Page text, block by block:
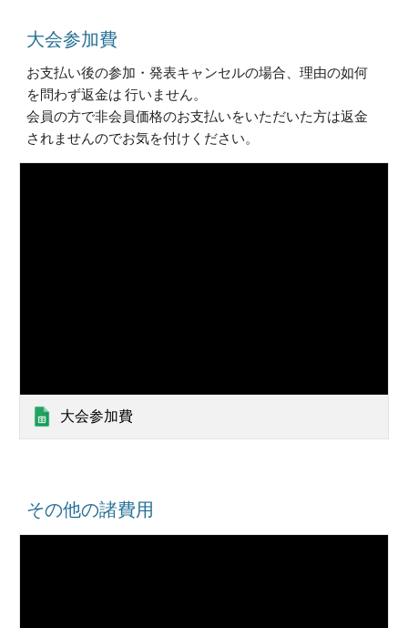
大会参加費
お支払い後の参加・発表キャンセルの場合、理由の如何
を問わず返金は 行いません。
会員の方で非会員価格のお支払いをいただいた方は返金
されませんのでお気を付けください。
大会参加費
その他の諸費用